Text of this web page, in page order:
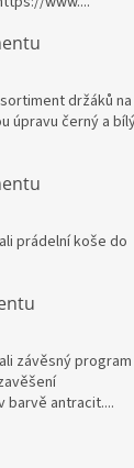
držáků na
úpravu černý a
prádelní koše do
závěsný program
barvě antracit....